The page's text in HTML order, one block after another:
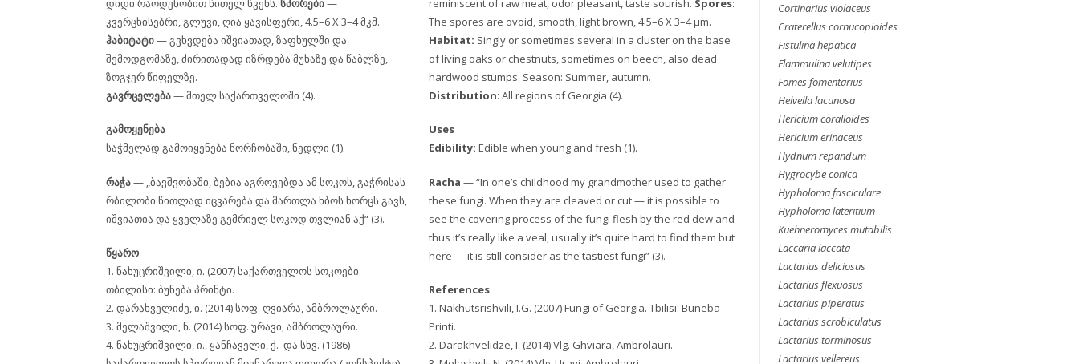
დიდი რაოდენობით წითელ წვენს. სპორები—
კვერცხისებრი, გლუვი, ღია ყავისფერი, 4.5–6 X 3–4 მკმ.
ჰაბიტატი— გვხვდება იშვიათად, ზაფხულში და
შემოდგომაზე, ძირითადად იზრდება მუხაზე და წაბლზე,
ზოგჯერ წიფელზე.
გავრცელება— მთელ საქართველოში (4).
გამოყენება
საჭმელად გამოიყენება ნორჩობაში, ნედლი (1).
რაჭა— „ბავშვობაში, ბებია აგროვებდა ამ სოკოს, გაჭრისას
რბილობი წითლად იცვარება და მართლა ხბოს ხორცს გავს,
იშვიათია და ყველაზე გემრიელ სოკოდ თვლიან აქ“ (3).
წყარო
1. ნახუცრიშვილი, ი. (2007) საქართველოს სოკოები.
თბილისი: ბუნება პრინტი.
2. დარახველიძე, ი. (2014) სოფ. ღვიარა, ამბროლაური.
3. მელაშვილი, ნ. (2014) სოფ. ურავი, ამბროლაური.
4. ნახუცრიშვილი, ი., ყანჩაველი, ქ. და სხვ. (1986)
reminiscent of raw meat, odor pleasant, taste sourish. Spores:
The spores are ovoid, smooth, light brown, 4.5–6 X 3–4 µm.
Habitat: Singly or sometimes several in a cluster on the base
of living oaks or chestnuts, sometimes on beech, also dead
hardwood stumps. Season: Summer, autumn.
Distribution: All regions of Georgia (4).
Uses
Edibility: Edible when young and fresh (1).
Racha — “In one’s childhood my grandmother used to gather
these fungi. When they are cleaved or cut — it is possible to
see the covering process of the fungi flesh by the red dew and
thus it’s really like a veal, usually it’s quite hard to find them but
here — it is still consider as the tastiest fungi” (3).
References
1. Nakhutsrishvili, I.G. (2007) Fungi of Georgia. Tbilisi: Buneba
Printi.
2. Darakhvelidze, I. (2014) Vlg. Ghviara, Ambrolauri.
Cortinarius violaceus
Craterellus cornucopioides
Fistulina hepatica
Flammulina velutipes
Fomes fomentarius
Helvella lacunosa
Hericium coralloides
Hericium erinaceus
Hydnum repandum
Hygrocybe conica
Hypholoma fasciculare
Hypholoma lateritium
Kuehneromyces mutabilis
Laccaria laccata
Lactarius deliciosus
Lactarius flexuosus
Lactarius piperatus
Lactarius scrobiculatus
Lactarius torminosus
Lactarius vellereus